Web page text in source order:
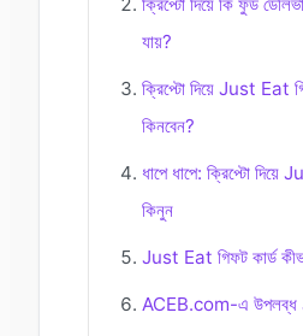
যায়?
ক্রিপ্টো দিয়ে Just Eat
কিনবেন?
ধাপে ধাপে: ক্রিপ্টো দিয়ে
কিনুন
Just Eat গিফট কার্ড
ACEB.com-এ উপলব্ধ